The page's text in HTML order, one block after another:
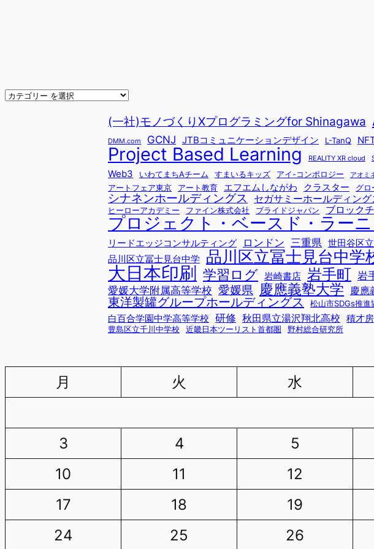
(一社)モノづくりXプログラミングfor Shinagawa
DMM.com GCNJ JTBコミュニケーションデザイン L-TanQ
Project Based Learning
REALITY XR cloud
Web3 いわてまちAチーム すまいるキッズ アイ-コンポロジー アオミ
アートフェア東京
アート教育 エフエムしながわ クラスター グロ
シナネンホールディングス セガサミーホールディング
ヒーローアカデミー ファイン株式会社 ブライドジャパン ブロック
プロジェクト・ベースド・ラー
リードエッジコンサルティング ロンドン 三重県 世田谷区
品川区立冨士見台中学 品川区立冨士見台中学
大日本印刷 学習ログ 岩崎書店 岩手町 岩
愛媛大学附属高等学校 愛媛県 慶應義塾大学 慶應
東洋製罐グループホールディングス 松山市SDGs推進
白百合学園中学高等学校 研修 秋田県立湯沢翔北高校 積才房
豊島区立千川中学校 近畿日本ツーリスト首都圏 野村総合研究所
月
火 水
3
4 5
10
11 12
17
18 19
24
25 26